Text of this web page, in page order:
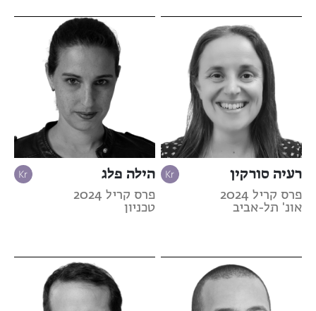
רעיה סורקין
פרס קריל 2024
אונ' תל-אביב
הילה פלג
פרס קריל 2024
טכניון